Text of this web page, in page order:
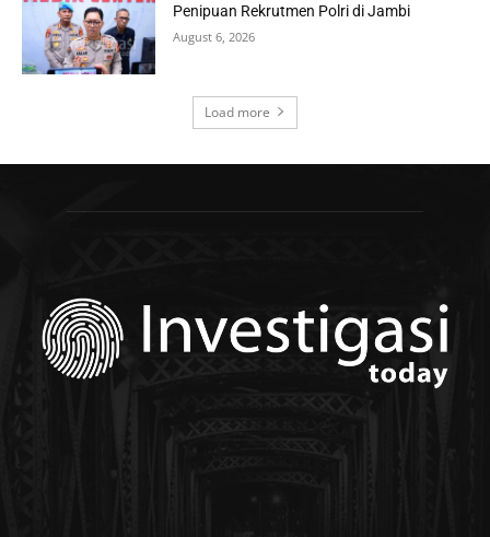
Penipuan Rekrutmen Polri di Jambi
August 6, 2026
Load more